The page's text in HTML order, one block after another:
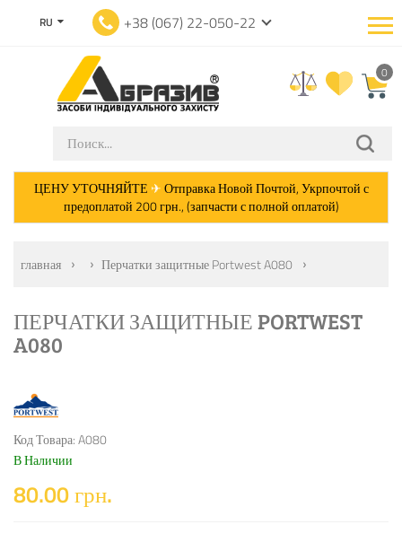
RU +38 (067) 22-050-22
0
ЦЕНУ УТОЧНЯЙТЕ ✈Отправка Новой Почтой, Укрпочтой с
предоплатой 200 грн., (запчасти с полной оплатой)
главная Перчатки защитные Portwest A080
ПЕРЧАТКИ ЗАЩИТНЫЕ PORTWEST
A080
Код Товара: A080
В Наличии
80.00 грн.